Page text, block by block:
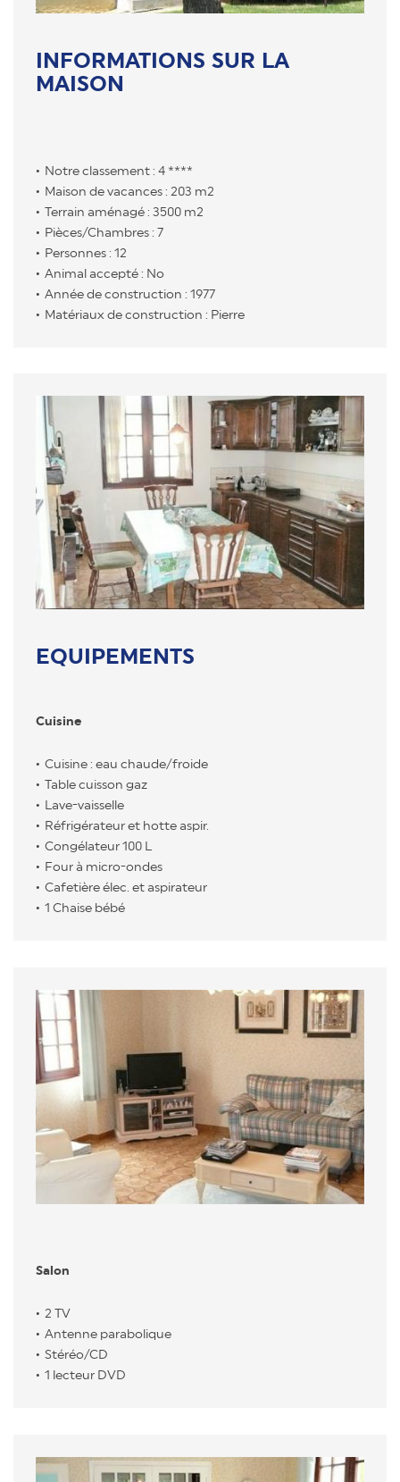
INFORMATIONS SUR LA
MAISON
Notre classement : 4 ****
Maison de vacances : 203 m2
Terrain aménagé : 3500 m2
Pièces/Chambres : 7
Personnes : 12
Animal accepté : No
Année de construction : 1977
Matériaux de construction : Pierre
EQUIPEMENTS
Cuisine
Cuisine : eau chaude/froide
Table cuisson gaz
Lave-vaisselle
Réfrigérateur et hotte aspir.
Congélateur 100 L
Four à micro-ondes
Cafetière élec. et aspirateur
1 Chaise bébé
Salon
2 TV
Antenne parabolique
Stéréo/CD
1 lecteur DVD